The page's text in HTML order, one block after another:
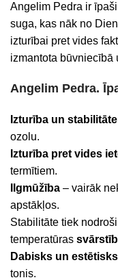
Angelim Pedra ir
suga, kas nāk no
izturībai pret vides
izmantota būvniecībā
Angelim Pedra.
Izturība un
ozolu.
Izturība pret vides
termītiem.
Ilgmūžība – vairāk
apstākļos.
Stabilitāte tiek
temperatūras
Dabisks un
tonis.